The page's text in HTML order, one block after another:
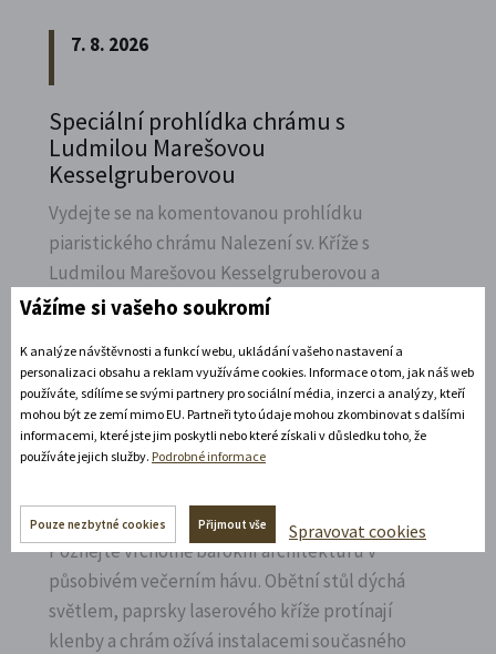
7. 8. 2026
Speciální prohlídka chrámu s
Ludmilou Marešovou
Kesselgruberovou
Vydejte se na komentovanou prohlídku
piaristického chrámu Nalezení sv. Kříže s
Ludmilou Marešovou Kesselgruberovou a
poznejte jeho interiéry i bohatou sochařskou
Rozbalte si další akce
7. 8. 2026
Noční prohlídka piaristického chrámu
Poznejte vrcholně barokní architekturu v
působivém večerním hávu. Obětní stůl dýchá
světlem, paprsky laserového kříže protínají
klenby a chrám ožívá instalacemi současného
Vážíme si vašeho soukromí
K analýze návštěvnosti a funkcí webu, ukládání vašeho nastavení a
personalizaci obsahu a reklam využíváme cookies. Informace o tom, jak náš web
používáte, sdílíme se svými partnery pro sociální média, inzerci a analýzy, kteří
mohou být ze zemí mimo EU. Partneři tyto údaje mohou zkombinovat s dalšími
informacemi, které jste jim poskytli nebo které získali v důsledku toho, že
používáte jejich služby. Podrobné informace
Pouze nezbytné cookies Přijmout vše Spravovat cookies